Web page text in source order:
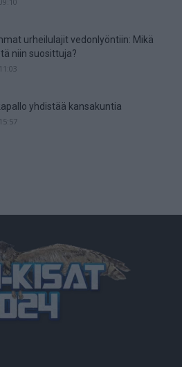
urheilulajit vedonlyöntiin: Mikä
niin suosittuja?
yhdistää kansakuntia